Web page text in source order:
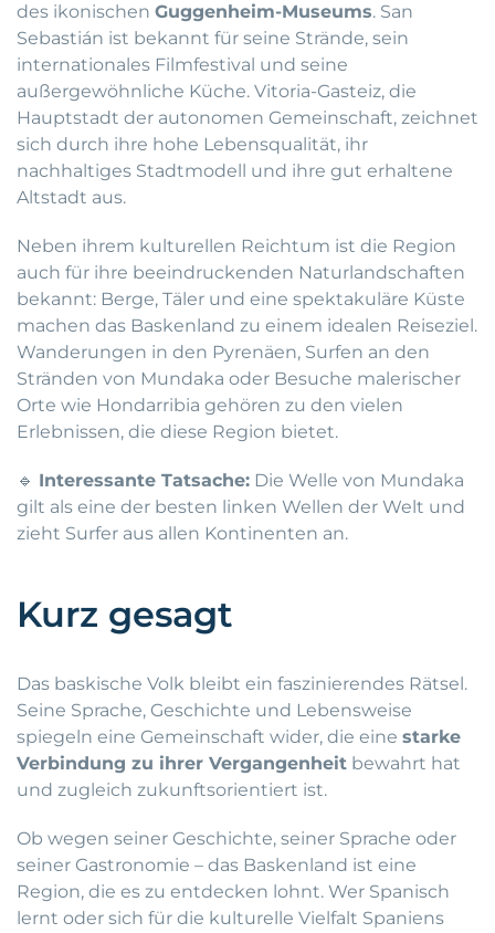
des ikonischen Guggenheim-Museums. San
Sebastián ist bekannt für seine Strände, sein
internationales Filmfestival und seine
außergewöhnliche Küche. Vitoria-Gasteiz, die
Hauptstadt der autonomen Gemeinschaft, zeichnet
sich durch ihre hohe Lebensqualität, ihr
nachhaltiges Stadtmodell und ihre gut erhaltene
Altstadt aus.
Neben ihrem kulturellen Reichtum ist die Region
auch für ihre beeindruckenden Naturlandschaften
bekannt: Berge, Täler und eine spektakuläre Küste
machen das Baskenland zu einem idealen Reiseziel.
Wanderungen in den Pyrenäen, Surfen an den
Stränden von Mundaka oder Besuche malerischer
Orte wie Hondarribia gehören zu den vielen
Erlebnissen, die diese Region bietet.
🔹 Interessante Tatsache: Die Welle von Mundaka
gilt als eine der besten linken Wellen der Welt und
zieht Surfer aus allen Kontinenten an.
Kurz gesagt
Das baskische Volk bleibt ein faszinierendes Rätsel.
Seine Sprache, Geschichte und Lebensweise
spiegeln eine Gemeinschaft wider, die eine starke
Verbindung zu ihrer Vergangenheit bewahrt hat
und zugleich zukunftsorientiert ist.
Ob wegen seiner Geschichte, seiner Sprache oder
seiner Gastronomie – das Baskenland ist eine
Region, die es zu entdecken lohnt. Wer Spanisch
lernt oder sich für die kulturelle Vielfalt Spaniens